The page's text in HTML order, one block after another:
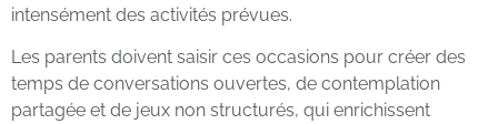
intensément des activités prévues.
Les parents doivent saisir ces occasions pour créer des
temps de conversations ouvertes, de contemplation
partagée et de jeux non structurés, qui enrichissent